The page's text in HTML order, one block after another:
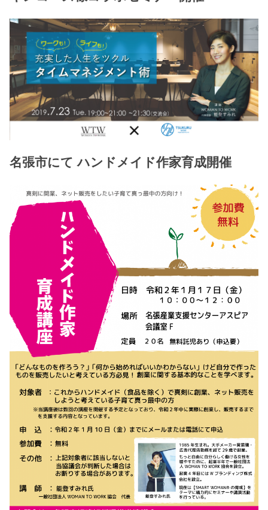
名張市にて ハンドメイド作家育成開催